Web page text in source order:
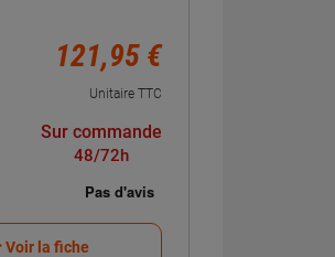
121,95 €
Unitaire TTC
Sur commande
48/72h
Voir la fiche